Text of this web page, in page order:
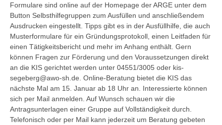
Formulare sind online auf der Homepage der ARGE unter dem
Button Selbsthilfegruppen zum Ausfüllen und anschließendem
Ausdrucken eingestellt. Tipps gibt es in der Ausfüllhilfe, die auch
Musterformulare für ein Gründungsprotokoll, einen Leitfaden für
einen Tätigkeitsbericht und mehr im Anhang enthält. Gern
können Fragen zur Förderung und den Voraussetzungen direkt
an die KIS gerichtet werden unter 04551/3005 oder kis-
segeberg@awo-sh.de. Online-Beratung bietet die KIS das
nächste Mal am 15. Januar ab 18 Uhr an. Interessierte können
sich per Mail anmelden. Auf Wunsch schauen wir die
Antragsunterlagen einer Gruppe auf Vollständigkeit durch.
Telefonisch oder per Mail kann jederzeit um Beratung gebeten